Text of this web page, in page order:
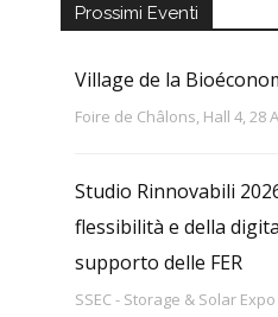
Prossimi Eventi
Village de la
Foire de Châlons, Hall 4, 28
Studio Rinnovabili
flessibilità e della
supporto delle FER
SSEC - Storage & Solar